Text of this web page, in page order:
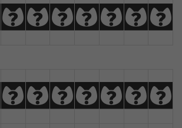
YZÀÁÂÃ
efghij